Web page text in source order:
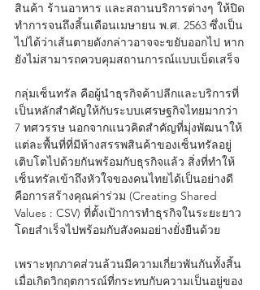
สินค้า ร้านอาหาร และสถานบริการต่างๆ ให้ปิด
ทำการจนถึงสิ้นเดือนเมษายน พ.ศ. 2563 ซึ่งเป็น
ไปได้ว่าเส้นตายดังกล่าวอาจจะขยับออกไป หาก
ยังไม่สามารถควบคุมสถานการณ์แบบเบ็ดเสร็จ
กลุ่มเซ็นทรัล คือผู้นำธุรกิจค้าปลีกและบริการที่
เป็นหลักสำคัญให้กับระบบเศรษฐกิจไทยมากว่า
7 ทศวรรษ นอกจากแนวคิดสำคัญที่มุ่งพัฒนาให้
แต่ละพื้นที่ที่มีห้างสรรพสินค้าของเซ็นทรัลอยู่
เติบโตไปด้วยกันพร้อมกับธุรกิจแล้ว สิ่งที่ทำให้
เซ็นทรัลเข้าถึงหัวใจของคนไทยได้เป็นอย่างดี
คือการสร้างคุณค่าร่วม (Creating Shared
Values : CSV) ที่ตั้งเป้าการทำธุรกิจในระยะยาว
โดยสำเร็จไปพร้อมกับสังคมอย่างยั่งยืนด้วย
เพราะทุกภาคส่วนล้วนมีความเกี่ยวพันกันทั้งสิ้น
เมื่อเกิดวิกฤตการณ์ที่กระทบกับความเป็นอยู่ของ